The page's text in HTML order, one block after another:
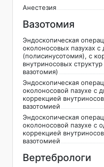
Анестезия
Вазотомия
Эндоскопическая
околоносовых пазухах с
(полисинусотомия), с
внутриносовых
вазотомия)
Эндоскопическая
околоносовой пазухе с
коррекцией
вазотомией
Эндоскопическая
околоносовой пазухе с
коррекцией
вазотомией
Вертебрологи